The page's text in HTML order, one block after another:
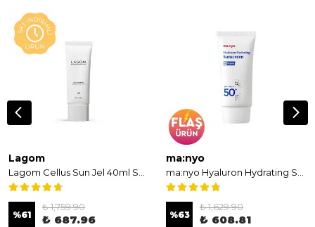
Lagom
%61
₺ 1,759.90
₺ 687.96
ma:nyo
%63
₺ 1,629.90
₺ 608.81